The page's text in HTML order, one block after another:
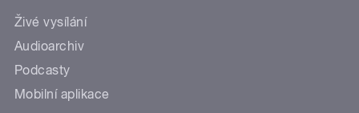
Živé vysílání
Audioarchiv
Podcasty
Mobilní aplikace